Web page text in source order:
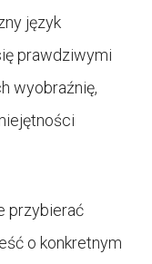
język
prawdziwymi
wyobraźnię,
przybierać
o konkretnym